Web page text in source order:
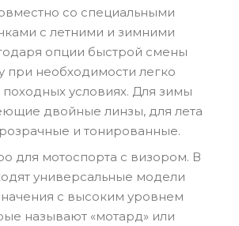
со специальными
с летними и зимними
опции быстрой смены
при необходимости легко
походных условиях. Для зимы
двойные линзы, для лета
и тонированные.
для мотоспорта с визором. В
универсальные модели
с высоким уровнем
называют «мотард» или